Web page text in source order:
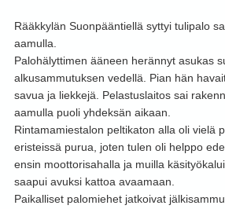
Rääkkylän Suonpääntiellä syttyi tulipalo
aamulla.
Palohälyttimen ääneen herännyt asukas
alkusammutuksen vedellä. Pian hän
savua ja liekkejä. Pelastuslaitos sai
aamulla puoli yhdeksän aikaan.
Rintamamiestalon peltikaton alla oli vielä
eristeissä purua, joten tulen oli helppo
ensin moottorisahalla ja muilla
saapui avuksi kattoa avaamaan.
Paikalliset palomiehet jatkoivat